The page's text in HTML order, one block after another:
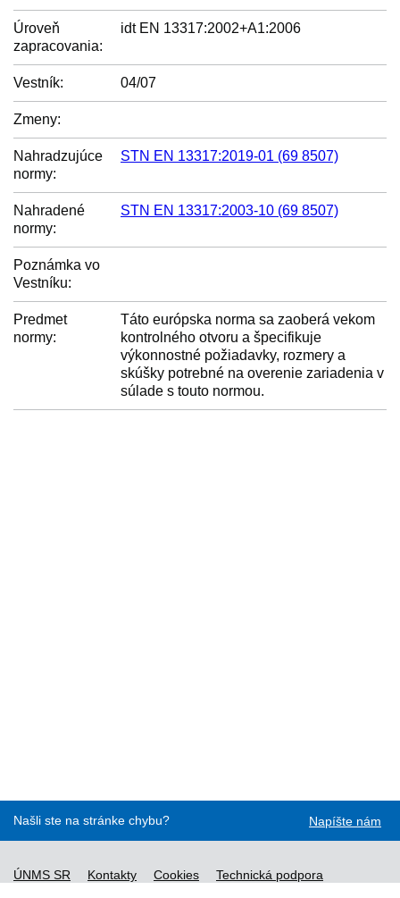
Úroveň
zapracovania:
idt EN 13317:2002+A1:2006
Vestník: 04/07
Zmeny:
Nahradzujúce
normy:
STN EN 13317:2019-01 (69 8507)
Nahradené
normy:
STN EN 13317:2003-10 (69 8507)
Poznámka vo
Vestníku:
Predmet
normy:
Táto európska norma sa zaoberá vekom
kontrolného otvoru a špecifikuje
výkonnostné požiadavky, rozmery a
skúšky potrebné na overenie zariadenia v
súlade s touto normou.
Našli ste na stránke chybu? Napíšte nám
ÚNMS SR Kontakty Cookies
Technická podpora